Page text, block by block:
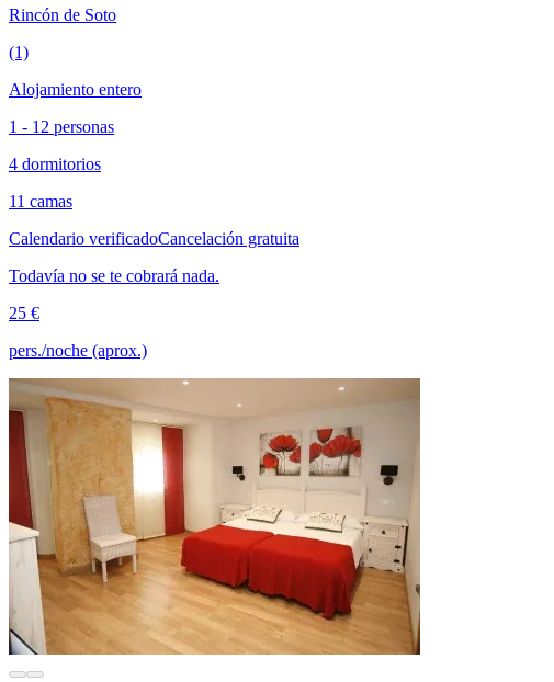
Rincón de Soto
(1)
Alojamiento entero
1 - 12 personas
4 dormitorios
11 camas
Calendario verificadoCancelación gratuita
Todavía no se te cobrará nada.
25 €
pers./noche (aprox.)